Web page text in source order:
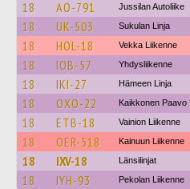
18 AO-791 Jussilan Autoliike
18 UK-503 Sukulan Linja
18 HOL-18 Vekka Liikenne
18 IOB-57 Yhdysliikenne
18 IKI-27 Hämeen Linja
18 OXO-22 Kaikkonen Paavo
18 ETB-18 Vainion Liikenne
18 OER-518 Kainuun Liikenne
18 IXV-18 Länsilinjat
18 IYH-93 Pekolan Liikenne